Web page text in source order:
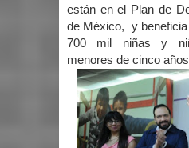
están en el Plan de
de México, y
700 mil niñas y
menores de cinco